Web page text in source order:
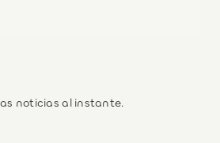
noticias al instante.